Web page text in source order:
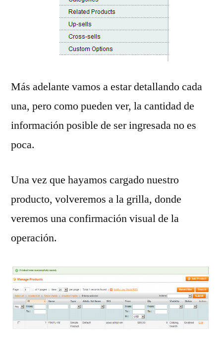
Más adelante vamos a estar detallando cada
una, pero como pueden ver, la cantidad de
información posible de ser ingresada no es
poca.
Una vez que hayamos cargado nuestro
producto, volveremos a la grilla, donde
veremos una confirmación visual de la
operación.